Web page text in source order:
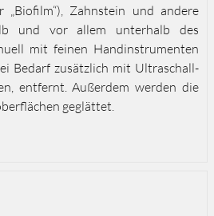
„Biofilm“), Zahnstein und andere
und vor allem unterhalb des
mit feinen Handinstrumenten
Bedarf zusätzlich mit Ultraschall-
entfernt. Außerdem werden die
geglättet.